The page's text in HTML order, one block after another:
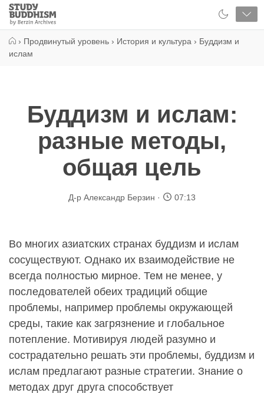
Close
Study
Buddhism
› Продвинутый уровень › История и культура › Буддизм и
ислам
Буддизм и ислам:
разные методы,
общая цель
Д-р Александр Берзин 07:13
Во многих азиатских странах буддизм и ислам
сосуществуют. Однако их взаимодействие не
всегда полностью мирное. Тем не менее, у
последователей обеих традиций общие
проблемы, например проблемы окружающей
среды, такие как загрязнение и глобальное
потепление. Мотивируя людей разумно и
сострадательно решать эти проблемы, буддизм и
ислам предлагают разные стратегии. Знание о
методах друг друга способствует